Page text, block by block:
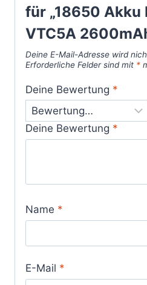
für „18650 Akku
VTC5A
Deine E-Mail-Adresse wird
Erforderliche Felder sind mit *
Deine Bewertung *
Deine Bewertung *
Name *
E-Mail *